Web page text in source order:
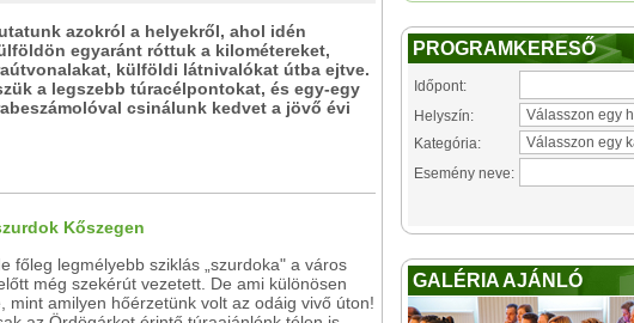
azokról a helyekről, ahol idén
egyaránt róttuk a kilométereket,
külföldi látnivalókat útba ejtve.
a legszebb túracélpontokat, és egy-egy
csinálunk kedvet a jövő évi
Kőszegen
főleg legmélyebb sziklás „szurdoka" a város
még szekérút vezetett. De ami különösen
amilyen hőérzetünk volt az odáig vivő úton!
PROGRAMKERESŐ
Időpont:
Helyszín:
Kategória:
Esemény neve:
GALÉRIA AJÁNLÓ